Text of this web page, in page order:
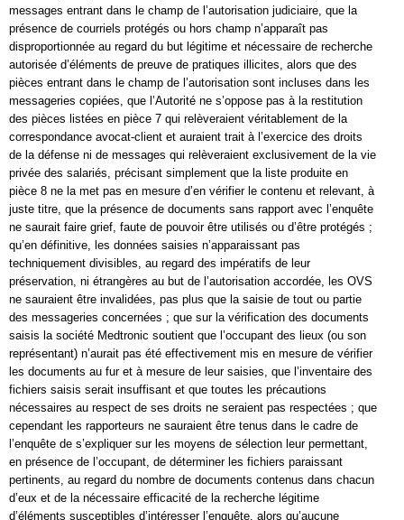
messages entrant dans le champ de l’autorisation judiciaire, que la
présence de courriels protégés ou hors champ n’apparaît pas
disproportionnée au regard du but légitime et nécessaire de recherche
autorisée d’éléments de preuve de pratiques illicites, alors que des
pièces entrant dans le champ de l’autorisation sont incluses dans les
messageries copiées, que l’Autorité ne s’oppose pas à la restitution
des pièces listées en pièce 7 qui relèveraient véritablement de la
correspondance avocat-client et auraient trait à l’exercice des droits
de la défense ni de messages qui relèveraient exclusivement de la vie
privée des salariés, précisant simplement que la liste produite en
pièce 8 ne la met pas en mesure d’en vérifier le contenu et relevant, à
juste titre, que la présence de documents sans rapport avec l’enquête
ne saurait faire grief, faute de pouvoir être utilisés ou d’être protégés ;
qu’en définitive, les données saisies n’apparaissant pas
techniquement divisibles, au regard des impératifs de leur
préservation, ni étrangères au but de l’autorisation accordée, les OVS
ne sauraient être invalidées, pas plus que la saisie de tout ou partie
des messageries concernées ; que sur la vérification des documents
saisis la société Medtronic soutient que l’occupant des lieux (ou son
représentant) n’aurait pas été effectivement mis en mesure de vérifier
les documents au fur et à mesure de leur saisies, que l’inventaire des
fichiers saisis serait insuffisant et que toutes les précautions
nécessaires au respect de ses droits ne seraient pas respectées ; que
cependant les rapporteurs ne sauraient être tenus dans le cadre de
l’enquête de s’expliquer sur les moyens de sélection leur permettant,
en présence de l’occupant, de déterminer les fichiers paraissant
pertinents, au regard du nombre de documents contenus dans chacun
d’eux et de la nécessaire efficacité de la recherche légitime
d’éléments susceptibles d’intéresser l’enquête, alors qu’aucune